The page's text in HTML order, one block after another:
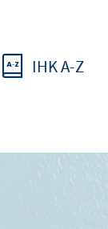
IHK A-Z